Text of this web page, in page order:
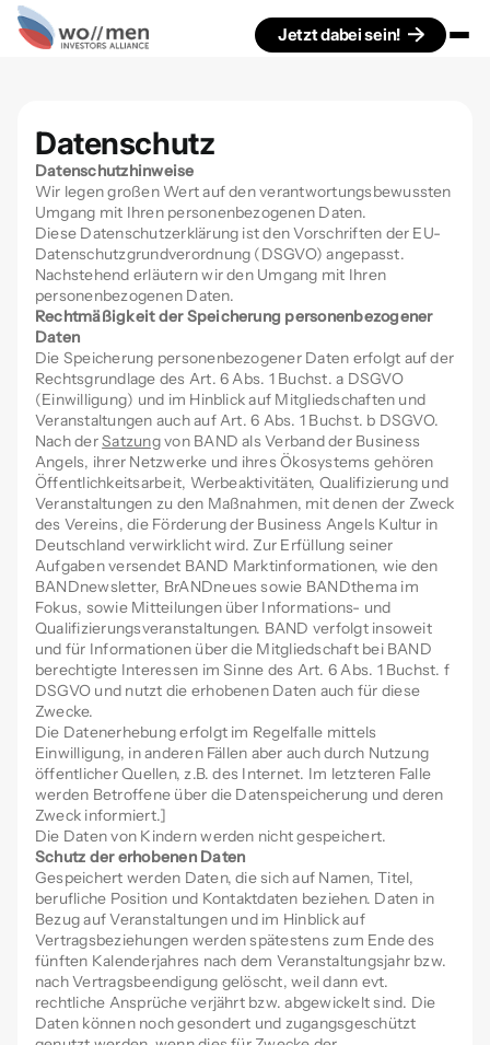
Jetzt dabei sein!
Datenschutz
Datenschutzhinweise
Wir legen großen Wert auf den verantwortungsbewussten
Umgang mit Ihren personenbezogenen Daten.
Diese Datenschutzerklärung ist den Vorschriften der EU-
Datenschutzgrundverordnung (DSGVO) angepasst.
Nachstehend erläutern wir den Umgang mit Ihren
personenbezogenen Daten.
Rechtmäßigkeit der Speicherung personenbezogener
Daten
Die Speicherung personenbezogener Daten erfolgt auf der
Rechtsgrundlage des Art. 6 Abs. 1 Buchst. a DSGVO
(Einwilligung) und im Hinblick auf Mitgliedschaften und
Veranstaltungen auch auf Art. 6 Abs. 1 Buchst. b DSGVO.
Nach derSatzungvon BAND als Verband der Business
Angels, ihrer Netzwerke und ihres Ökosystems gehören
Öffentlichkeitsarbeit, Werbeaktivitäten, Qualifizierung und
Veranstaltungen zu den Maßnahmen, mit denen der Zweck
des Vereins, die Förderung der Business Angels Kultur in
Deutschland verwirklicht wird. Zur Erfüllung seiner
Aufgaben versendet BAND Marktinformationen, wie den
BANDnewsletter, BrANDneues sowie BANDthema im
Fokus, sowie Mitteilungen über Informations- und
Qualifizierungsveranstaltungen. BAND verfolgt insoweit
und für Informationen über die Mitgliedschaft bei BAND
berechtigte Interessen im Sinne des Art. 6 Abs. 1 Buchst. f
DSGVO und nutzt die erhobenen Daten auch für diese
Zwecke.
Die Datenerhebung erfolgt im Regelfalle mittels
Einwilligung, in anderen Fällen aber auch durch Nutzung
öffentlicher Quellen, z.B. des Internet. Im letzteren Falle
werden Betroffene über die Datenspeicherung und deren
Zweck informiert.]
Die Daten von Kindern werden nicht gespeichert.
Schutz der erhobenen Daten
Gespeichert werden Daten, die sich auf Namen, Titel,
berufliche Position und Kontaktdaten beziehen. Daten in
Bezug auf Veranstaltungen und im Hinblick auf
Vertragsbeziehungen werden spätestens zum Ende des
fünften Kalenderjahres nach dem Veranstaltungsjahr bzw.
nach Vertragsbeendigung gelöscht, weil dann evt.
rechtliche Ansprüche verjährt bzw. abgewickelt sind. Die
Daten können noch gesondert und zugangsgeschützt